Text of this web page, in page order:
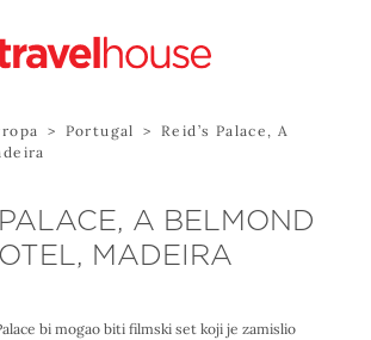
> Portugal >
Reid’s Palace, A
A BELMOND
MADEIRA
bi mogao biti filmski set koji je zamislio